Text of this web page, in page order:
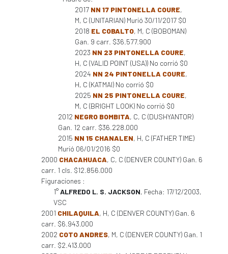
2017 NN 17 PINTONELLA COURE,
M, C (UNITARIAN) Murió 30/11/2017 $0
2018 EL COBALTO, M, C (BOBOMAN)
Gan. 9 carr. $36.577.900
2023 NN 23 PINTONELLA COURE,
H, C (VALID POINT (USA)) No corrió $0
2024 NN 24 PINTONELLA COURE,
H, C (KATMAI) No corrió $0
2025 NN 25 PINTONELLA COURE,
M, C (BRIGHT LOOK) No corrió $0
2012 NEGRO BOMBITA, C, C (DUSHYANTOR)
Gan. 12 carr. $36.228.000
2015 NN 15 CHANALEN, H, C (FATHER TIME)
Murió 06/01/2016 $0
2000 CHACAHUACA, C, C (DENVER COUNTY) Gan. 6
carr. 1 cls. $12.856.000
Figuraciones :
1°ALFREDO L. S. JACKSON, Fecha: 17/12/2003,
VSC
2001 CHILAQUILA, H, C (DENVER COUNTY) Gan. 6
carr. $6.943.000
2002 COTO ANDRES, M, C (DENVER COUNTY) Gan. 1
carr. $2.413.000